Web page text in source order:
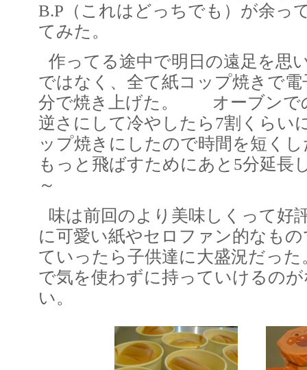
B.P（これはどっちでも）が余っ
てみた。
作ってる途中で明日の遠足を思
ではなく、全て紙コップ焼きで
分で焼き上げた。 オーブン
逆さにして冷やしたら7割くら
ップ焼きにしたので時間を短く
もっと飛ばすためにあと5分延長
～
味は前回のより美味しくって
に可愛い紙やセロファン的なも
ていったら子供達に大盛況だっ
で気を使わずに持っていけるの
い。